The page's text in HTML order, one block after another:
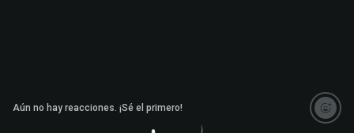
Aún no hay reacciones. ¡Sé el primero!